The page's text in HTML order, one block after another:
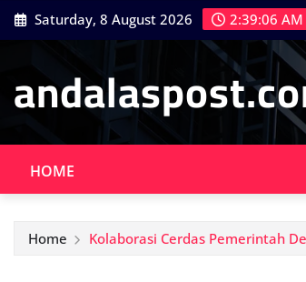
Skip
to
Saturday, 8 August 2026 2:39:08 AM
HOME
Home Kolaborasi Cerdas Pemerintah